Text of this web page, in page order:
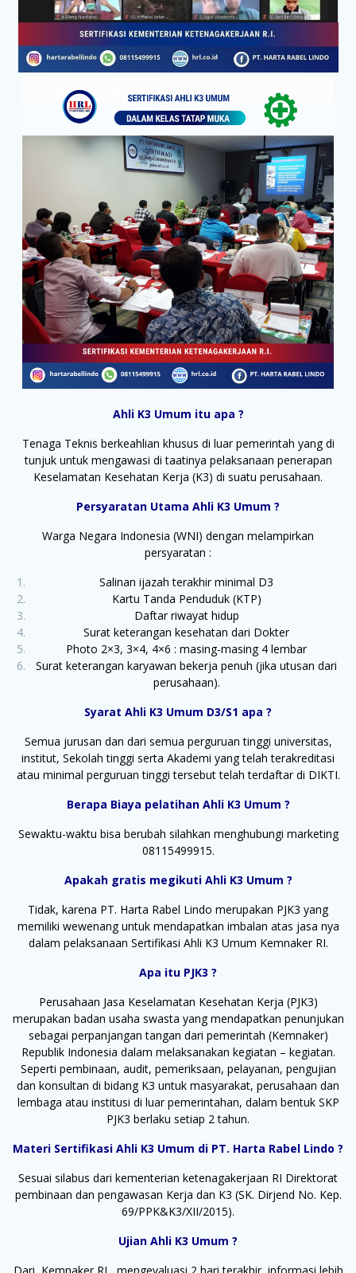
Ahli K3 Umum itu apa ?
Tenaga Teknis berkeahlian khusus di luar pemerintah yang di
tunjuk untuk mengawasi di taatinya pelaksanaan penerapan
Keselamatan Kesehatan Kerja (K3) di suatu perusahaan.
Persyaratan Utama Ahli K3 Umum ?
Warga Negara Indonesia (WNI) dengan melampirkan
persyaratan :
Salinan ijazah terakhir minimal D3
Kartu Tanda Penduduk (KTP)
Daftar riwayat hidup
Surat keterangan kesehatan dari Dokter
Photo 2×3, 3×4, 4×6 : masing-masing 4 lembar
Surat keterangan karyawan bekerja penuh (jika utusan dari
perusahaan).
Syarat Ahli K3 Umum D3/S1 apa ?
Semua jurusan dan dari semua perguruan tinggi universitas,
institut, Sekolah tinggi serta Akademi yang telah terakreditasi
atau minimal perguruan tinggi tersebut telah terdaftar di DIKTI.
Berapa Biaya pelatihan Ahli K3 Umum ?
Sewaktu-waktu bisa berubah silahkan menghubungi marketing
08115499915.
Apakah gratis megikuti Ahli K3 Umum ?
Tidak, karena PT. Harta Rabel Lindo merupakan PJK3 yang
memiliki wewenang untuk mendapatkan imbalan atas jasa nya
dalam pelaksanaan Sertifikasi Ahli K3 Umum Kemnaker RI.
Apa itu PJK3 ?
Perusahaan Jasa Keselamatan Kesehatan Kerja (PJK3)
merupakan badan usaha swasta yang mendapatkan penunjukan
sebagai perpanjangan tangan dari pemerintah (Kemnaker)
Republik Indonesia dalam melaksanakan kegiatan – kegiatan.
Seperti pembinaan, audit, pemeriksaan, pelayanan, pengujian
dan konsultan di bidang K3 untuk masyarakat, perusahaan dan
lembaga atau institusi di luar pemerintahan, dalam bentuk SKP
PJK3 berlaku setiap 2 tahun.
Materi Sertifikasi Ahli K3 Umum di PT. Harta Rabel Lindo ?
Sesuai silabus dari kementerian ketenagakerjaan RI Direktorat
pembinaan dan pengawasan Kerja dan K3 (SK. Dirjend No. Kep.
69/PPK&K3/XII/2015).
Ujian Ahli K3 Umum ?
Dari Kemnaker RI mengevaluasi 2 hari terakhir, informasi lebih